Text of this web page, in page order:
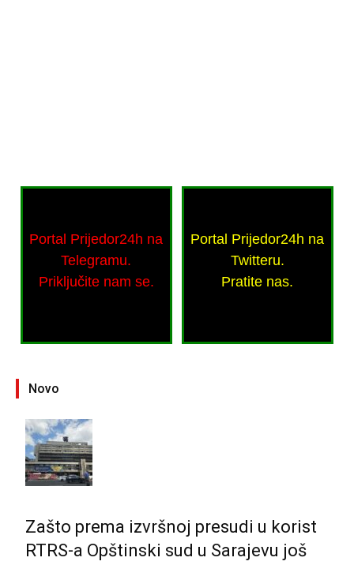
Portal Prijedor24h na
Telegramu.
Priključite nam se.
Portal Prijedor24h na
Twitteru.
Pratite nas.
Novo
Zašto prema izvršnoj presudi u korist
RTRS-a Opštinski sud u Sarajevu još